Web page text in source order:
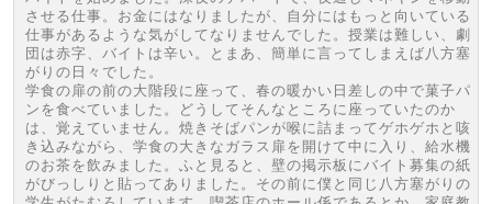
させる仕事。お金にはなりましたが、自分にはもっと向いている
仕事があるような気がしてなりませんでした。授業は難しい、劇
団は赤字、バイトは辛い。とまあ、簡単に言ってしまえば八方塞
がりの日々でした。
学食の扉の前の大階段に座って、春の暖かい日差しの中で菓子パ
ンを食べていました。どうしてそんなところに座っていたのか
は、覚えていません。焼きそばパンが喉に詰まってゲホゲホと咳
き込みながら、学食の大きなガラス扉を開けて中に入り、給水機
のお茶を飲みました。ふと見ると、壁の掲示板にバイト募集の紙
がびっしりと貼ってありました。その前に僕と同じ八方塞がりの